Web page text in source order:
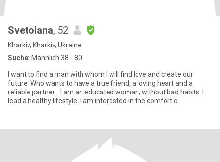
Svetolana, 52
Kharkiv, Kharkiv, Ukraine
Suche: Männlich 38 - 80
I want to find a man with whom I will find love and create our
future. Who wants to have a true friend, a loving heart and a
reliable partner... I am an educated woman, without bad habits. I
lead a healthy lifestyle. I am interested in the comfort o